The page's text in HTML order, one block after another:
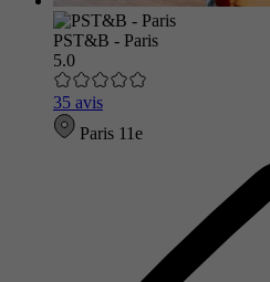
PST&B - Paris
5.0
35 avis
Paris 11e